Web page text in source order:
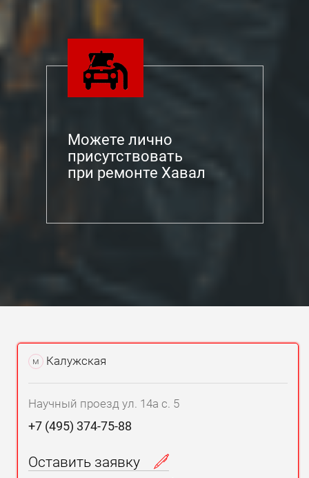
Можете лично
присутствовать
при ремонте Хавал
м Калужская
Научный проезд ул. 14а с. 5
+7 (495) 374-75-88
Оставить заявку